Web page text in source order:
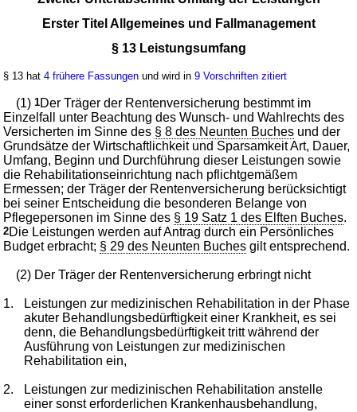
Erster Titel Allgemeines und Fallmanagement
§ 13 Leistungsumfang
§ 13 hat4 frühere Fassungen und wird in9 Vorschriften zitiert
(1)1Der Träger der Rentenversicherung bestimmt im
Einzelfall unter Beachtung des Wunsch- und Wahlrechts des
Versicherten im Sinne des § 8 des Neunten Buches und der
Grundsätze der Wirtschaftlichkeit und Sparsamkeit Art, Dauer,
Umfang, Beginn und Durchführung dieser Leistungen sowie
die Rehabilitationseinrichtung nach pflichtgemäßem
Ermessen; der Träger der Rentenversicherung berücksichtigt
bei seiner Entscheidung die besonderen Belange von
Pflegepersonen im Sinne des § 19 Satz 1 des Elften Buches.
2Die Leistungen werden auf Antrag durch ein Persönliches
Budget erbracht; § 29 des Neunten Buches gilt entsprechend.
(2) Der Träger der Rentenversicherung erbringt nicht
1.
Leistungen zur medizinischen Rehabilitation in der Phase
akuter Behandlungsbedürftigkeit einer Krankheit, es sei
denn, die Behandlungsbedürftigkeit tritt während der
Ausführung von Leistungen zur medizinischen
Rehabilitation ein,
2.
Leistungen zur medizinischen Rehabilitation anstelle
einer sonst erforderlichen Krankenhausbehandlung,